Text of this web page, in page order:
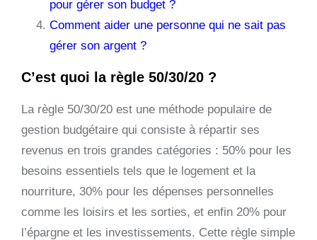
pour gérer son budget ?
Comment aider une personne qui ne sait pas
gérer son argent ?
C’est quoi la règle 50/30/20 ?
La règle 50/30/20 est une méthode populaire de
gestion budgétaire qui consiste à répartir ses
revenus en trois grandes catégories : 50% pour les
besoins essentiels tels que le logement et la
nourriture, 30% pour les dépenses personnelles
comme les loisirs et les sorties, et enfin 20% pour
l’épargne et les investissements. Cette règle simple